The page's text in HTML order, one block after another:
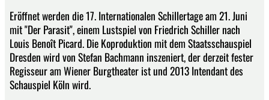
Eröffnet werden die 17. Internationalen Schillertage am 21. Juni
mit "Der Parasit", einem Lustspiel von Friedrich Schiller nach
Louis Benoît Picard. Die Koproduktion mit dem Staatsschauspiel
Dresden wird von Stefan Bachmann inszeniert, der derzeit fester
Regisseur am Wiener Burgtheater ist und 2013 Intendant des
Schauspiel Köln wird.